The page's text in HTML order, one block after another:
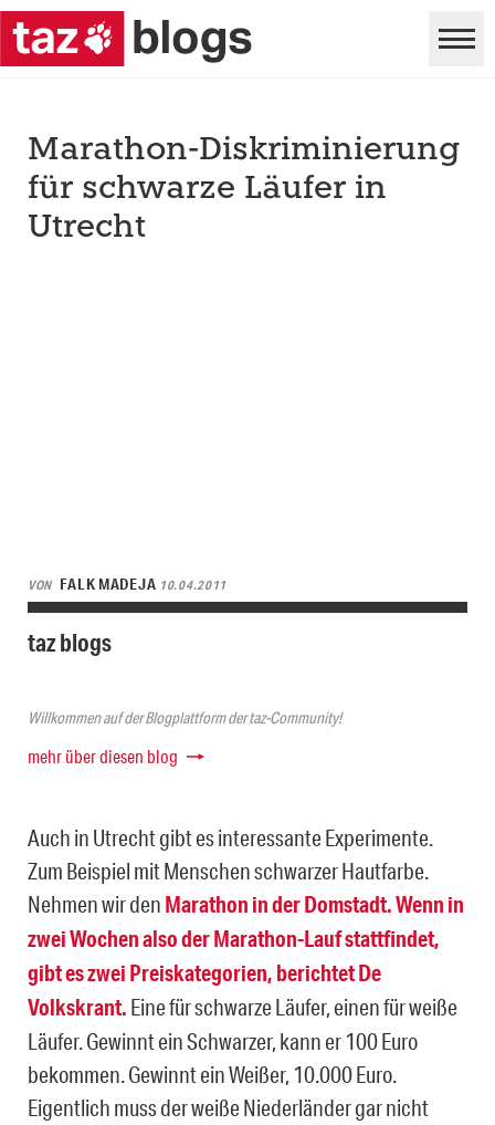
Marathon-Diskriminierung
für schwarze Läufer in
Utrecht
VON FALK MADEJA 10.04.2011
taz blogs
Willkommen auf der Blogplattform der taz-Community!
mehr über diesen blog
Auch in Utrecht gibt es interessante Experimente.
Zum Beispiel mit Menschen schwarzer Hautfarbe.
Nehmen wir den Marathon in der Domstadt. Wenn in
zwei Wochen also der Marathon-Lauf stattfindet,
gibt es zwei Preiskategorien, berichtet De
Volkskrant. Eine für schwarze Läufer, einen für weiße
Läufer. Gewinnt ein Schwarzer, kann er 100 Euro
bekommen. Gewinnt ein Weißer, 10.000 Euro.
Eigentlich muss der weiße Niederländer gar nicht